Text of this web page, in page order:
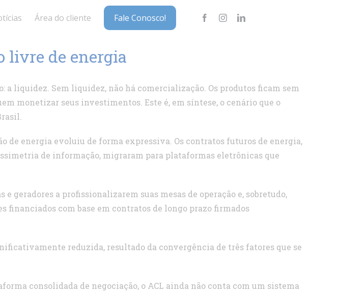
Área do cliente Fale Conosco!
livre de energia
liquidez. Sem liquidez, não há comercialização. Os produtos ficam sem
monetizar seus investimentos. Este é, em síntese, o cenário que o
de energia evoluiu de forma expressiva. Os contratos futuros de energia,
de informação, migraram para plataformas eletrônicas que
a profissionalizarem suas mesas de operação e, sobretudo,
financiados com base em contratos de longo prazo firmados
reduzida, resultado da convergência de três fatores que se
consolidada de negociação, o ACL ainda não conta com um sistema